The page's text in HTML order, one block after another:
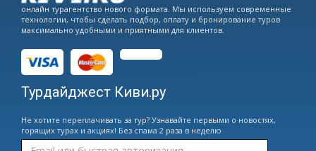
онлайн турагентство нового формата. Мы используем современные
технологии, чтобы сделать подбор, оплату и бронирование туров
максимально удобными и приятными для клиентов.
Турдайджест Киви.ру
Не хотите переплачивать за тур? Узнавайте первыми о новостях,
горящих турах и акциях! Без спама 2 раза в неделю